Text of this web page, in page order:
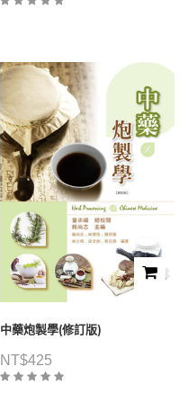
中藥炮製學(修訂版)
NT$425